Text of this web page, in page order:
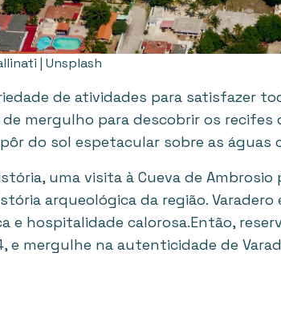
| Unsplash
de atividades para satisfazer
mergulho para descobrir os recifes
do sol espetacular sobre as águas
uma visita à Cueva de
arqueológica da região.
e hospitalidade calorosa.Então,
e mergulhe na autenticidade de